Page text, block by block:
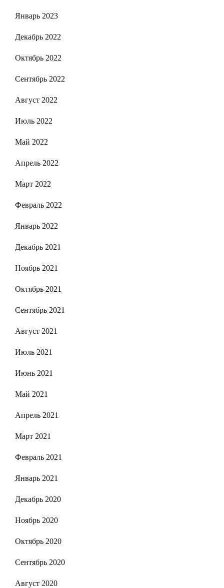
Январь 2023
Декабрь 2022
Октябрь 2022
Сентябрь 2022
Август 2022
Июль 2022
Май 2022
Апрель 2022
Март 2022
Февраль 2022
Январь 2022
Декабрь 2021
Ноябрь 2021
Октябрь 2021
Сентябрь 2021
Август 2021
Июль 2021
Июнь 2021
Май 2021
Апрель 2021
Март 2021
Февраль 2021
Январь 2021
Декабрь 2020
Ноябрь 2020
Октябрь 2020
Сентябрь 2020
Август 2020